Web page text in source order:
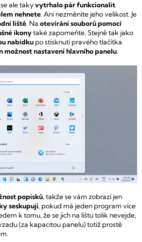
ale takyvytrhalo pár funkcionalit.
nehnete. Ani nezměníte jeho velikost. Je
liště. Na otevírání souborů pomocí
ikonytaké zapomeňte. Stejně tak jako
nabídku po stisknutí pravého tlačítka.
možnost nastavení hlavního panelu.
popisků, takže se vám zobrazí jen
seskupují, pokud má jeden program více
k tomu, že se jich na lištu tolik nevejde,
(za kapacitou panelu) totiž prostě